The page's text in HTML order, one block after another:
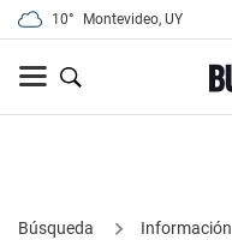
10° Montevideo, UY
Búsqueda Información